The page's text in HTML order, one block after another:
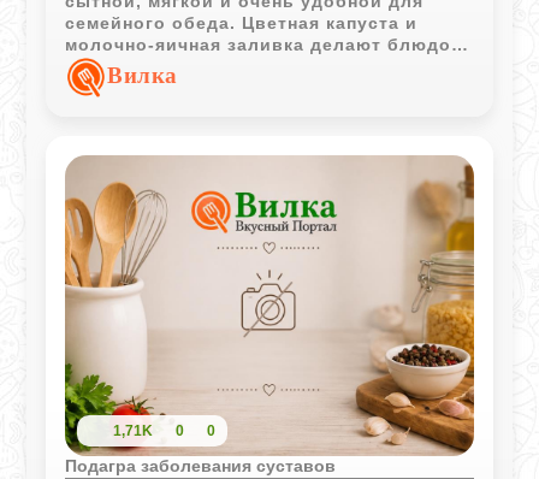
семейного обеда. Цветная капуста и
молочно-яичная заливка делают блюдо
более сочным и лёгким.
Вилка
1,71K 0 0
Подагра заболевания суставов